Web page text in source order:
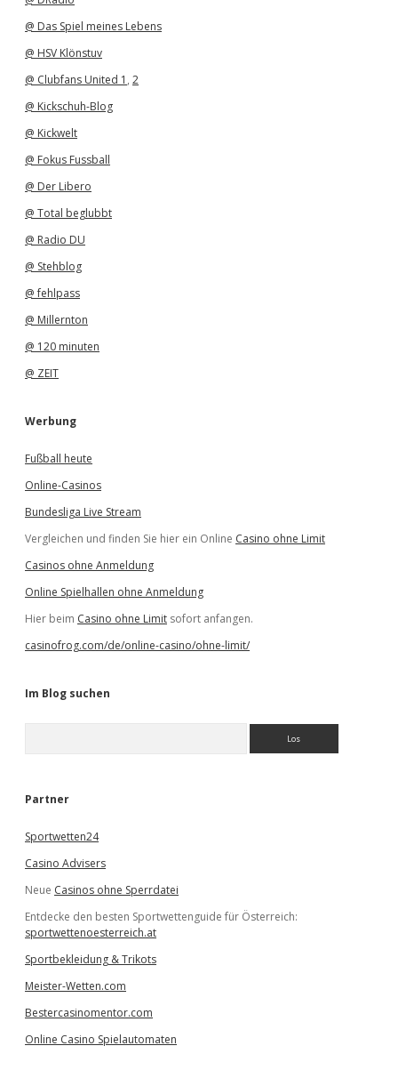
@ Das Spiel meines Lebens
@ HSV Klönstuv
@ Clubfans United 1 , 2
@ Kickschuh-Blog
@ Kickwelt
@ Fokus Fussball
@ Der Libero
@ Total beglubbt
@ Radio DU
@ Stehblog
@ fehlpass
@ Millernton
@ 120 minuten
@ ZEIT
Werbung
Fußball heute
Online-Casinos
Bundesliga Live Stream
Vergleichen und finden Sie hier ein Online Casino ohne Limit
Casinos ohne Anmeldung
Online Spielhallen ohne Anmeldung
Hier beim Casino ohne Limit sofort anfangen.
casinofrog.com/de/online-casino/ohne-limit/
Im Blog suchen
e
Partner
Sportwetten24
Casino Advisers
Neue Casinos ohne Sperrdatei
Entdecke den besten Sportwettenguide für Österreich:
sportwettenoesterreich.at
Sportbekleidung & Trikots
Meister-Wetten.com
Bestercasinomentor.com
Online Casino Spielautomaten